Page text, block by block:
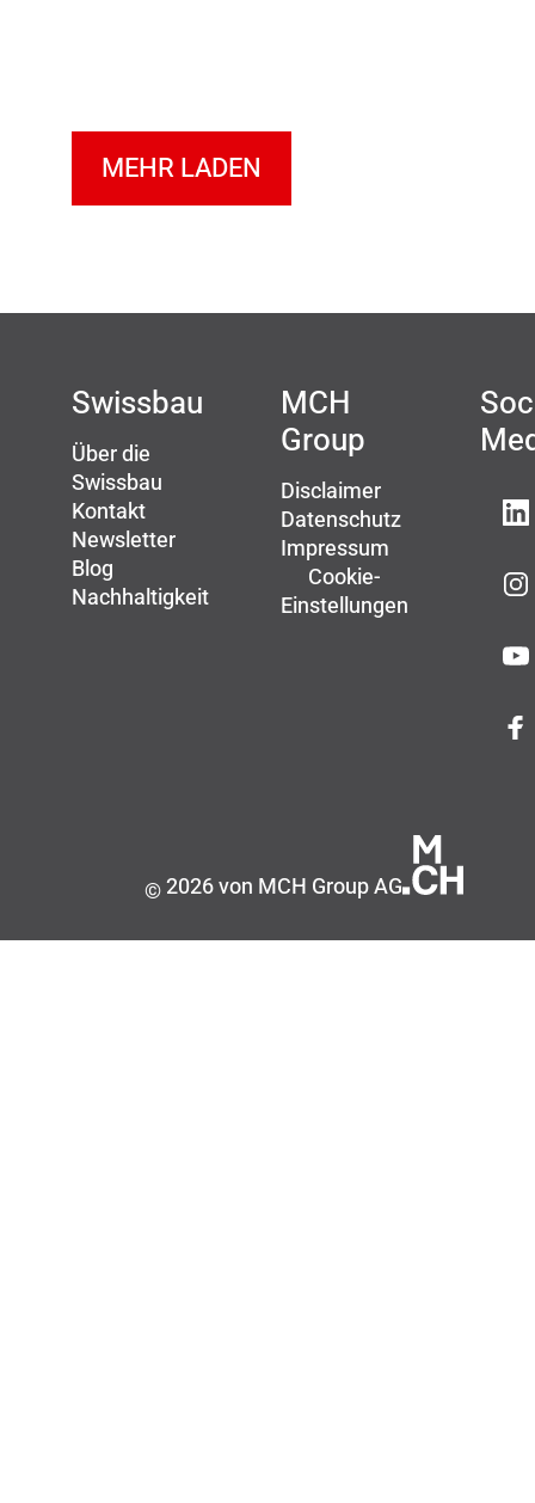
MEHR LADEN
Swissbau
Über die
Swissbau
Kontakt
Newsletter
Blog
Nachhaltigkeit
MCH
Group
Disclaimer
Datenschutz
Impressum
Cookie-
Einstellungen
©2026 von MCH Group AG